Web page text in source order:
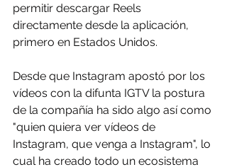
permitir descargar Reels
directamente desde la aplicación,
primero en Estados Unidos.
Desde que Instagram apostó por los
vídeos con la difunta IGTV la postura
de la compañía ha sido algo así como
"quien quiera ver vídeos de
Instagram, que venga a Instagram", lo
cual ha creado todo un ecosistema